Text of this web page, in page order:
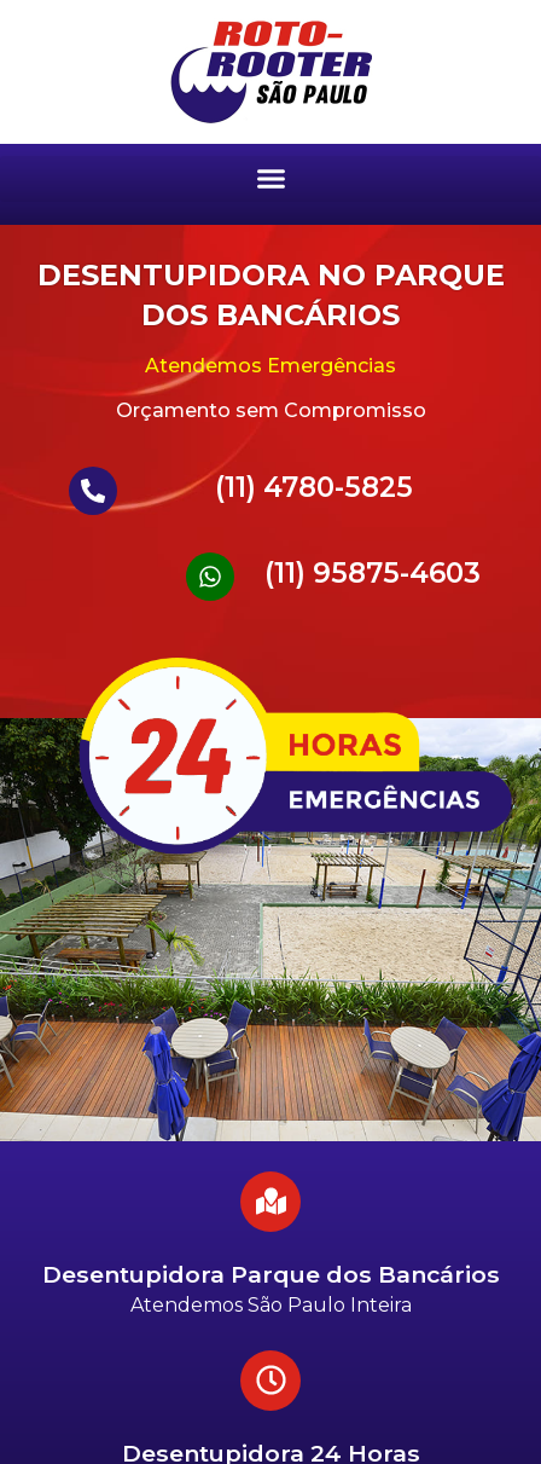
DESENTUPIDORA NO PARQUE
DOS BANCÁRIOS
Atendemos Emergências
Orçamento sem Compromisso
(11) 4780-5825
(11) 95875-4603
Desentupidora Parque dos Bancários
Atendemos São Paulo Inteira
Desentupidora 24 Horas